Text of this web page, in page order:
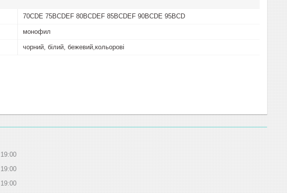
70CDE 75BCDEF 80BCDEF 85BCDEF 90BCDE 95BCD
монофил
чорний, білий, бежевий,кольорові
19:00
19:00
19:00